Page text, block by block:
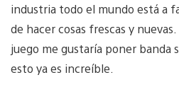
industria todo el mundo está a
de hacer cosas frescas y
juego me gustaría poner banda
esto ya es increíble.